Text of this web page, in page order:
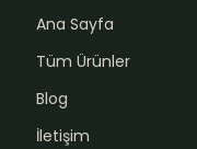
Ana Sayfa
Tüm Ürünler
Blog
İletişim